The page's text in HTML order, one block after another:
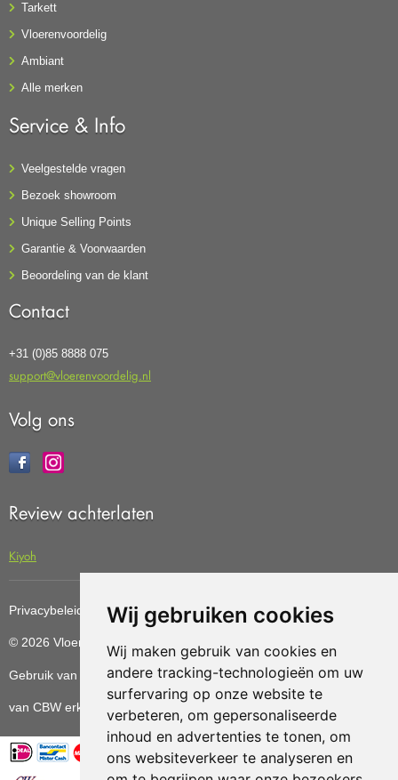
Wij gebruiken cookies
Wij maken gebruik van cookies en
andere tracking-technologieën om uw
surfervaring op onze website te
verbeteren, om gepersonaliseerde
inhoud en advertenties te tonen, om
ons websiteverkeer te analyseren en
Tarkett
Vloerenvoordelig
Ambiant
Alle merken
Service & Info
Veelgestelde vragen
Bezoek showroom
Unique Selling Points
Garantie & Voorwaarden
Beoordeling van de klant
Contact
+31 (0)85 8888 075
support@vloerenvoordelig.nl
Volg ons
Review achterlaten
Kiyoh
Privacybeleid Cookiebeleid Update cookies preferences
© 2026 Vloerenvoordelig Deze website is ontwikkeld door AGN
Gebruik van deze site betekent dat u dealgemene voorwaarden
van CBW erkende woonwinkels accepteert.